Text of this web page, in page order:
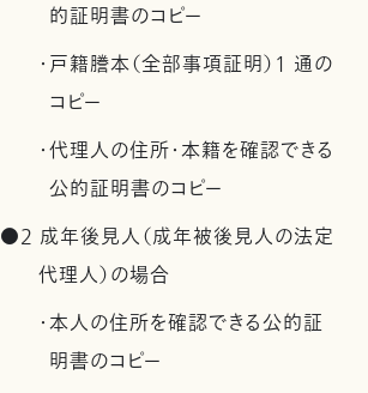
的証明書のコピー
・戸籍謄本（全部事項証明）1 通の
コピー
・代理人の住所・本籍を確認できる
公的証明書のコピー
●2 成年後見人（成年被後見人の法定
代理人）の場合
・本人の住所を確認できる公的証
明書のコピー